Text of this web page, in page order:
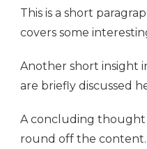
This is a short
covers some
Another short insight
are briefly discussed
A concluding
round off the content.